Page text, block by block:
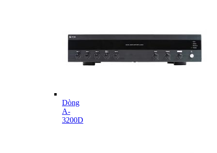
Dòng
A-
3200D